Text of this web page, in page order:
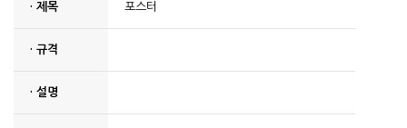
· 제목 포스터
· 규격
· 설명